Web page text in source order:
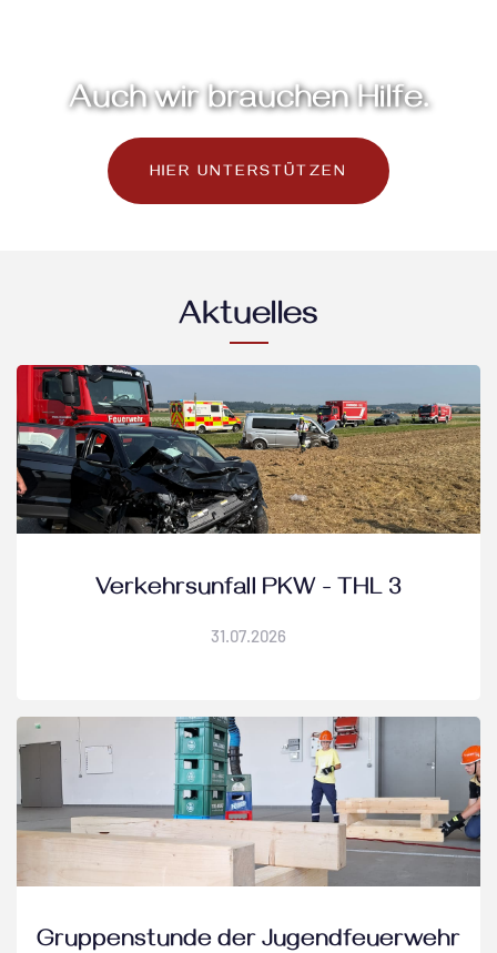
Auch wir brauchen Hilfe.
HIER UNTERSTÜTZEN
Aktuelles
Verkehrsunfall PKW - THL 3
31.07.2026
Gruppenstunde der Jugendfeuerwehr